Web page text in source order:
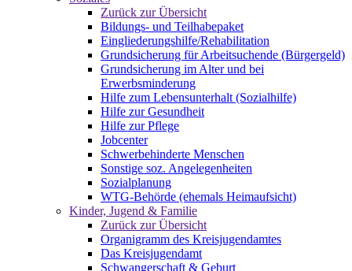
Zurück zur Übersicht
Bildungs- und Teilhabepaket
Eingliederungshilfe/Rehabilitation
Grundsicherung für Arbeitsuchende (Bürgergeld)
Grundsicherung im Alter und bei
Erwerbsminderung
Hilfe zum Lebensunterhalt (Sozialhilfe)
Hilfe zur Gesundheit
Hilfe zur Pflege
Jobcenter
Schwerbehinderte Menschen
Sonstige soz. Angelegenheiten
Sozialplanung
WTG-Behörde (ehemals Heimaufsicht)
Kinder, Jugend & Familie
Zurück zur Übersicht
Organigramm des Kreisjugendamtes
Das Kreisjugendamt
Schwangerschaft & Geburt